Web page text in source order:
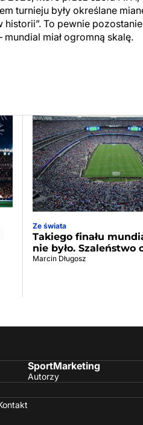
turnieju były określane
To pewnie
mundial miał ogromną skalę.
Ze świata
Takiego finału
nie było. Szaleństwo
Marcin Długosz
SportMarketing
Autorzy